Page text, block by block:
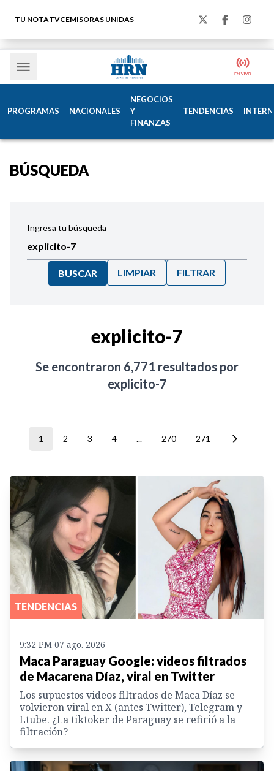
TU NOTATVCEMISORAS UNIDAS
PROGRAMAS NACIONALES
NEGOCIOS
Y
FINANZAS
TENDENCIAS
BÚSQUEDA
Ingresa tu búsqueda
BUSCAR LIMPIAR FILTRAR
explicito-7
Se encontraron 6,771 resultados por
explicito-7
1 2 3 4 ... 270 271
TENDENCIAS
9:32 PM 07 ago. 2026
Maca Paraguay Google: videos filtrados
de Macarena Díaz, viral en Twitter
Los supuestos videos filtrados de Maca Díaz se
volvieron viral en X (antes Twitter), Telegram y
Ltube. ¿La tiktoker de Paraguay se refirió a la
filtración?